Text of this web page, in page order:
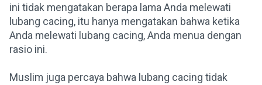
ini tidak mengatakan berapa lama Anda melewati
lubang cacing, itu hanya mengatakan bahwa ketika
Anda melewati lubang cacing, Anda menua dengan
rasio ini.
Muslim juga percaya bahwa lubang cacing tidak